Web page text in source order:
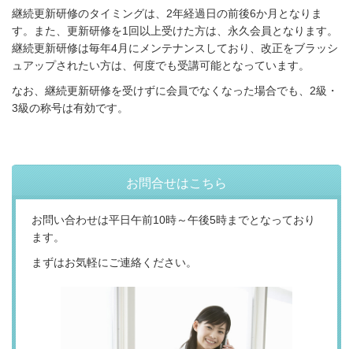
継続更新研修のタイミングは、 2年経過日の前後6か月となりま
す。また、更新研修を1 回以上受けた方は、永久会員となります。
継続更新研修は毎年4月にメンテナンスしており、改正をブラッシ
ュアップされたい方は、何度でも受講可能となっています。
なお、継続更新研修を受けずに会員でなくなった場合でも、 2級・
3級の称号は有効です。
お問合せはこちら
お問い合わせは平日午前10時～午後5時までとなっており
ます。
まずはお気軽にご連絡ください。